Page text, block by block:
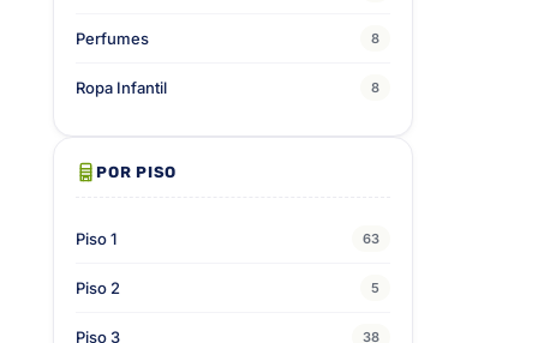
Perfumes 8
Ropa Infantil 8
POR PISO
Piso 1 63
Piso 2 5
Piso 3 38